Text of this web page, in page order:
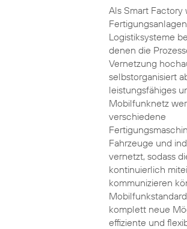
Als Smart Factory
Logistiksysteme
denen die
Vernetzung
selbstorganisiert
leistungsfähiges
Mobilfunknetz
verschiedene
Fahrzeuge und
vernetzt, sodass
kontinuierlich
kommunizieren
komplett neue
effiziente und